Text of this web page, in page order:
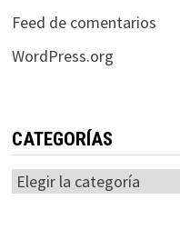
Feed de comentarios
WordPress.org
CATEGORÍAS
Categorías